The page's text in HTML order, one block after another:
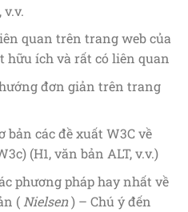
quan trên trang web của
hữu ích và rất có liên quan
đơn giản trên trang
bản các đề xuất W3C về
(H1, văn bản ALT, v.v.)
phương pháp hay nhất về
( Nielsen) – Chú ý đến